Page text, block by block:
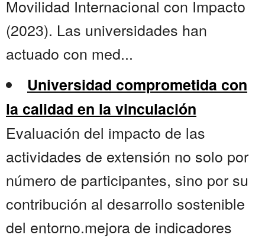
Movilidad Internacional con Impacto
(2023). Las universidades han
actuado con med...
Universidad comprometida con
la calidad en la vinculación
Evaluación del impacto de las
actividades de extensión no solo por
número de participantes, sino por su
contribución al desarrollo sostenible
del entorno.mejora de indicadores